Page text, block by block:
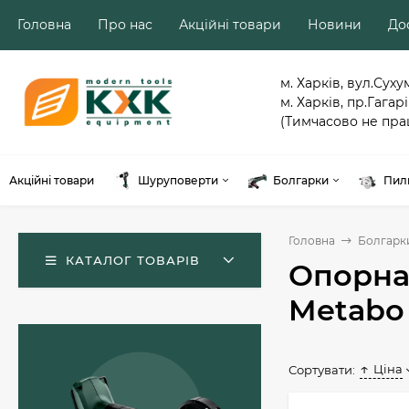
Головна Про нас Акційні товари Новини
м. Харків,
м. Харків,
(Тимчасово не
Акційні товари Шуруповерти Болгарки
Головна
Опорна
Metabo
Сортувати: Ціна
КАТАЛОГ ТОВАРІВ
Акумуляторний